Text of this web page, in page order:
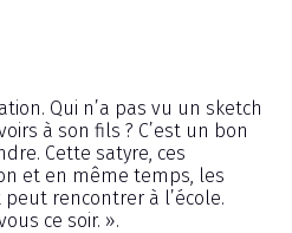
Qui n’a pas vu un sketch
à son fils ? C’est un bon
Cette satyre, ces
et en même temps, les
rencontrer à l’école.
ce soir. ».